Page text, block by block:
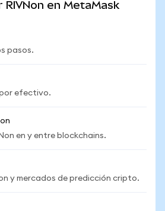
en MetaMask
pasos.
efectivo.
en y entre blockchains.
y mercados de predicción cripto.